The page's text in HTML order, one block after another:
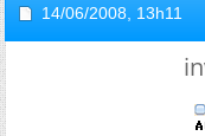
14/06/2008, 13h11